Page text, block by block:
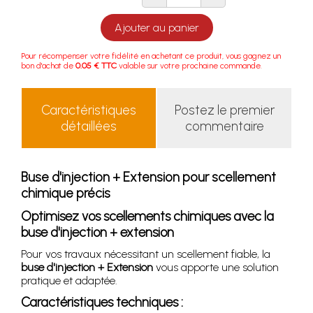
Ajouter au panier
Pour récompenser votre fidélité en achetant ce produit, vous gagnez un
bon d'achat de 0.05 € TTC valable sur votre prochaine commande.
Caractéristiques
détaillées
Postez le premier
commentaire
Buse d'injection + Extension pour scellement
chimique précis
Optimisez vos scellements chimiques avec la
buse d'injection + extension
Pour vos travaux nécessitant un scellement fiable, la
buse d'injection + Extension vous apporte une solution
pratique et adaptée.
Caractéristiques techniques :